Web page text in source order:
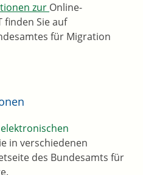
zur Online-
finden Sie auf
für Migration
in verschiedenen
des Bundesamts für